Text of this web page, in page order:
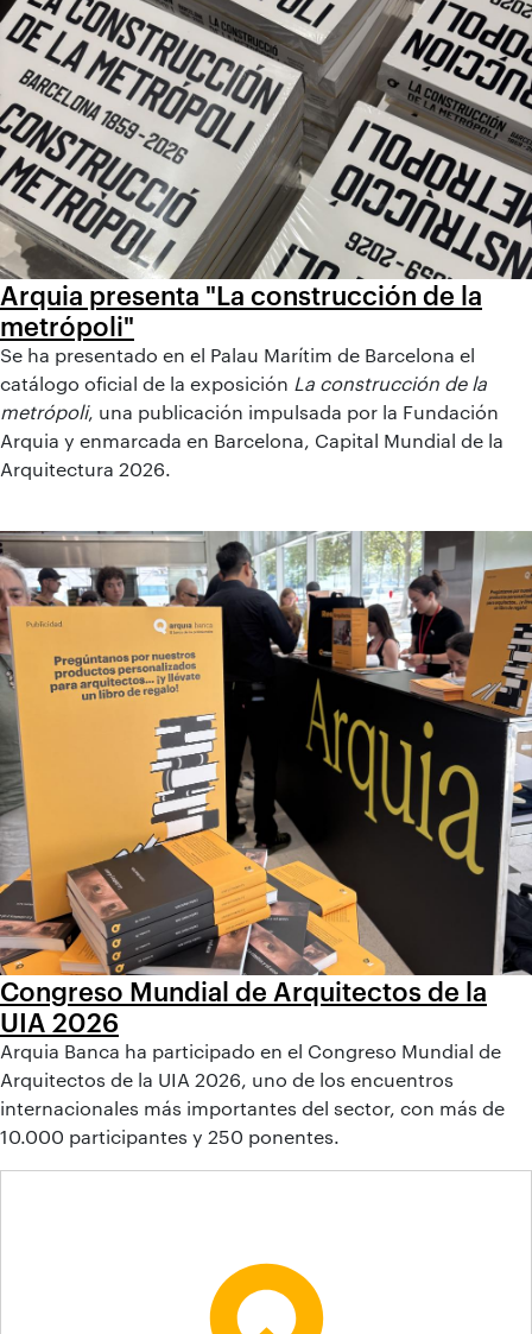
Arquia presenta "La construcción de la
metrópoli"
Se ha presentado en el Palau Marítim de Barcelona el
catálogo oficial de la exposición La construcción de la
metrópoli, una publicación impulsada por la Fundación
Arquia y enmarcada en Barcelona, Capital Mundial de la
Arquitectura 2026.
Congreso Mundial de Arquitectos de la
UIA 2026
Arquia Banca ha participado en el Congreso Mundial de
Arquitectos de la UIA 2026, uno de los encuentros
internacionales más importantes del sector, con más de
10.000 participantes y 250 ponentes.